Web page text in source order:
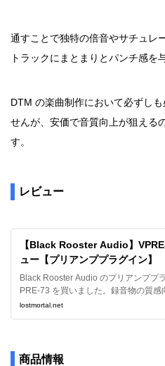
通すことで独特の倍音やサチュレ
トラックにまとまりとパンチ感を
DTM の楽曲制作において必ずし
せんが、安価で音質向上が狙える
す。
レビュー
【Black Rooster Audio】
ュー【プリアンププラグイン】
Black Rooster Audio のプリアンププ
PRE-73 を買いました。録音物の質感
んでの購入ですが、使ってみた感想を
lostmortal.net
商品情報